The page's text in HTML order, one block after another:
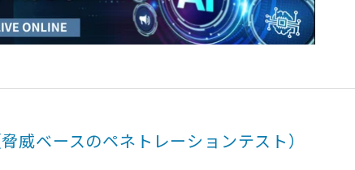
威ベースのペネトレーションテスト）